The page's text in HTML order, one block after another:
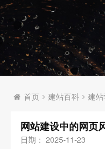
首页 建站百科 建
网站建设中的网页
日期： 2025-11-23